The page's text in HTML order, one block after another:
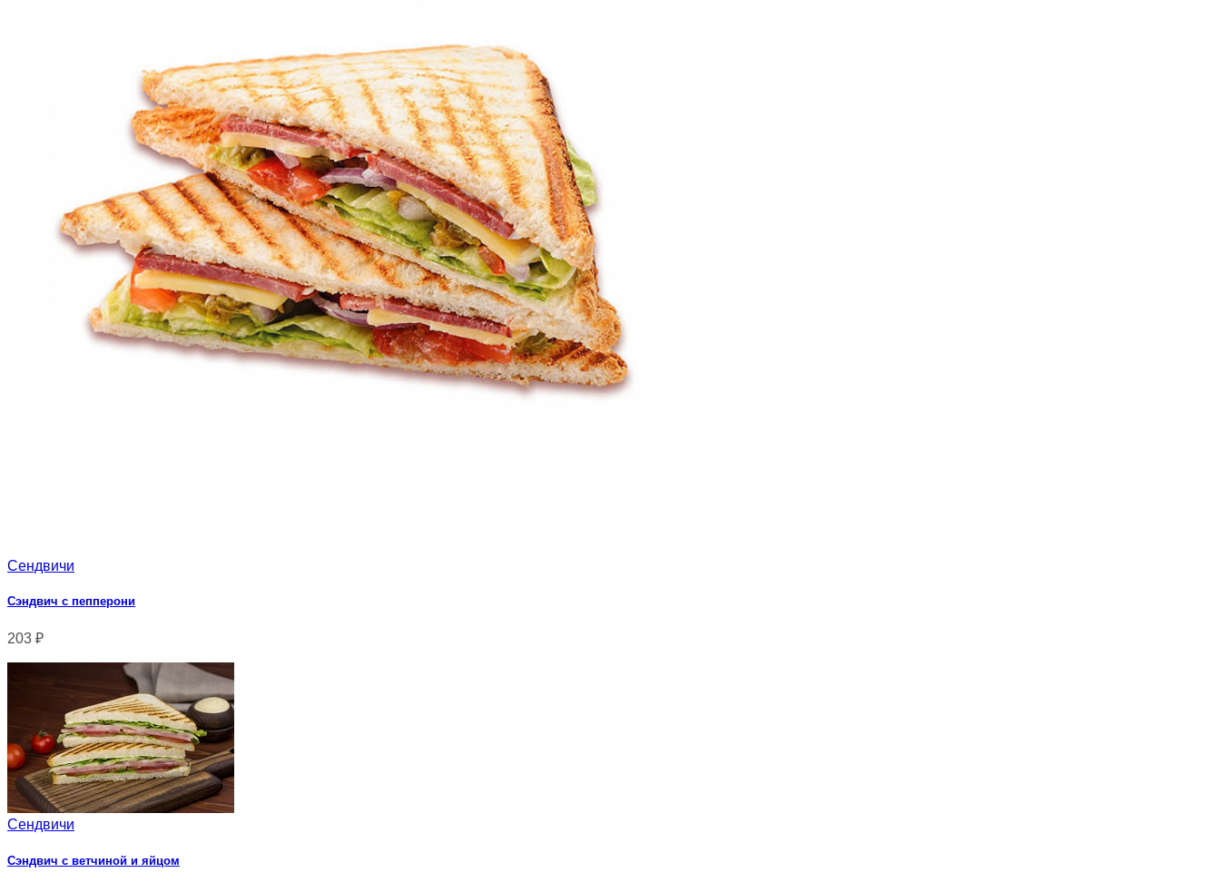
Сендвичи
Сэндвич с пепперони
203 ₽
Сендвичи
Сэндвич с ветчиной и яйцом